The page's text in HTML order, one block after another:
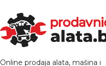
Online prodaja alata, mašina i